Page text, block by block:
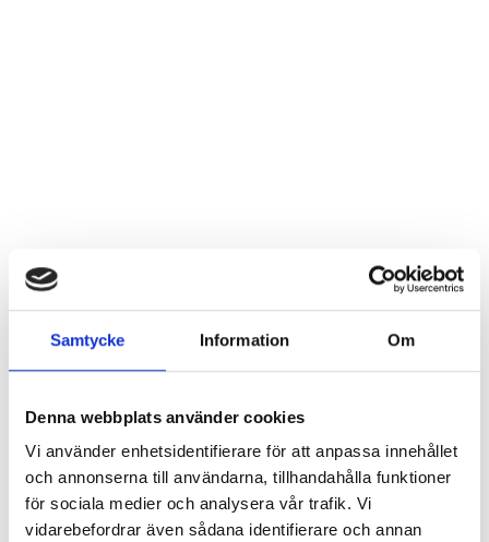
Samtycke Information Om
Denna webbplats använder cookies
Vi använder enhetsidentifierare för att anpassa innehållet
och annonserna till användarna, tillhandahålla funktioner
för sociala medier och analysera vår trafik. Vi
vidarebefordrar även sådana identifierare och annan